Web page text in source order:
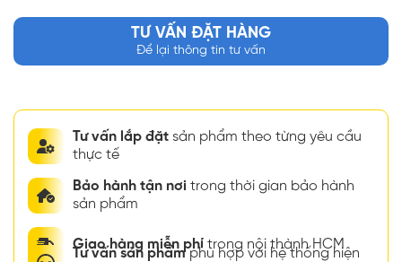
TƯ VẤN ĐẶT HÀNG
Để lại thông tin tư vấn
Tư vấn lắp đặt sản phẩm theo từng yêu cầu
thực tế
Bảo hành tận nơi trong thời gian bảo hành
sản phẩm
Giao hàng miễn phí trong nội thành HCM
Tư vấn sản phẩmphù hợp với hệ thống hiện